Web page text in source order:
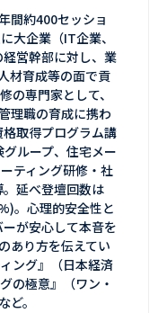
間約400セッショ
大企業（IT企業、
営幹部に対し、業
材育成等の面で貢
の専門家として、
理職の育成に携わ
取得プログラム講
ループ、住宅メー
ティング研修・社
延べ登壇回数は
。心理的安全性と
が安心して本音を
あり方を伝えてい
ング』（日本経済
の極意』（ワン・
ど。